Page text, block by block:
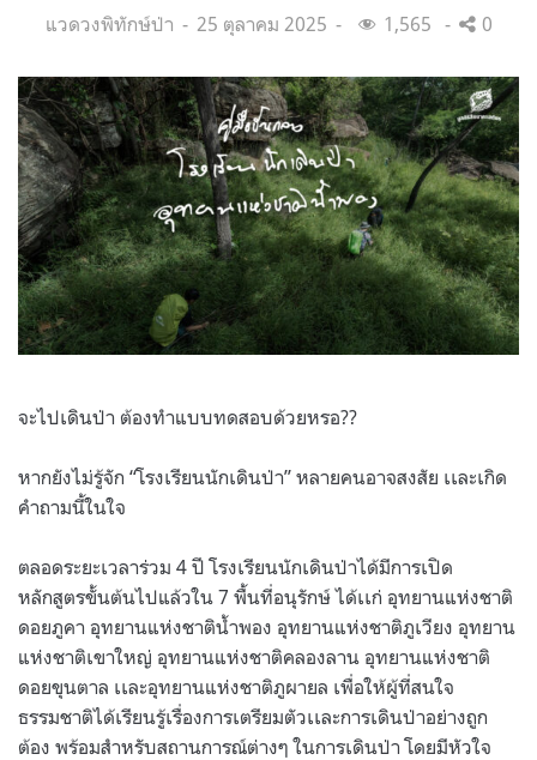
Categories:
แวดวงพิทักษ์ป่า
Posted
25 ตุลาคม 2025 1,565 0
จะไปเดินป่า ต้องทำแบบทดสอบด้วยหรอ??
หากยังไม่รู้จัก “โรงเรียนนักเดินป่า” หลายคนอาจสงสัย เเละเกิด
คำถามนี้ในใจ
ตลอดระยะเวลาร่วม 4 ปี โรงเรียนนักเดินป่าได้มีการเปิด
หลักสูตรขั้นต้นไปแล้วใน 7 พื้นที่อนุรักษ์ ได้เเก่ อุทยานแห่งชาติ
ดอยภูคา อุทยานแห่งชาติน้ำพอง อุทยานแห่งชาติภูเวียง อุทยาน
แห่งชาติเขาใหญ่ อุทยานแห่งชาติคลองลาน อุทยานแห่งชาติ
ดอยขุนตาล เเละอุทยานแห่งชาติภูผายล เพื่อให้ผู้ที่สนใจ
ธรรมชาติได้เรียนรู้เรื่องการเตรียมตัวเเละการเดินป่าอย่างถูก
ต้อง พร้อมสำหรับสถานการณ์ต่างๆ ในการเดินป่า โดยมีหัวใจ